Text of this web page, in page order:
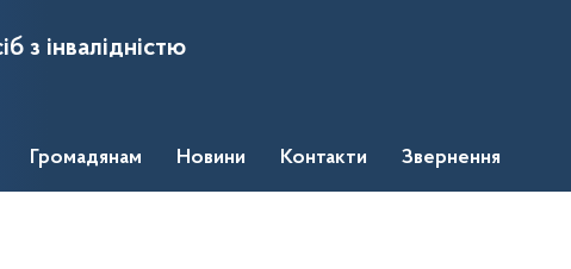
з інвалідністю
Громадянам Новини Контакти Звернення